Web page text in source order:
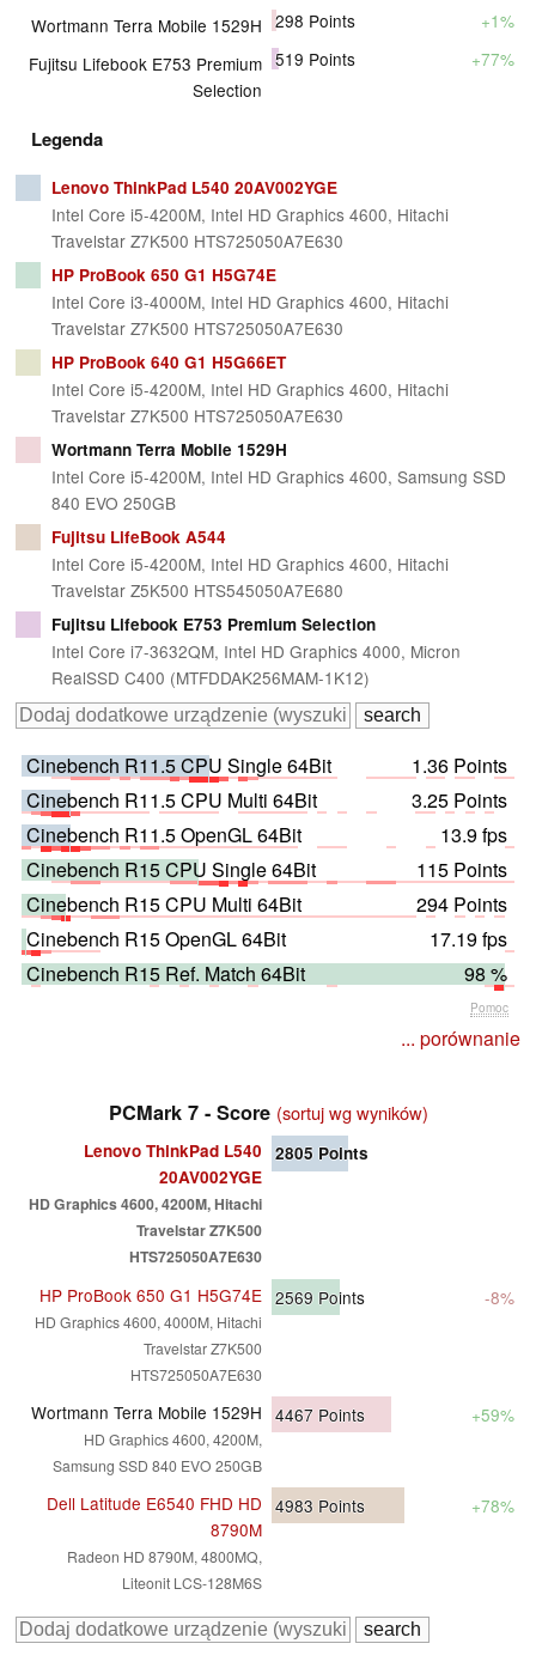
Wortmann Terra Mobile 1529H 298 Points
+1%
Fujitsu Lifebook E753 Premium
Selection
519 Points +77%
Legenda
Lenovo ThinkPad L540 20AV002YGE
Intel Core i5-4200M, Intel HD Graphics 4600, Hitachi
Travelstar Z7K500 HTS725050A7E630
HP ProBook 650 G1 H5G74E
Intel Core i3-4000M, Intel HD Graphics 4600, Hitachi
Travelstar Z7K500 HTS725050A7E630
HP ProBook 640 G1 H5G66ET
Intel Core i5-4200M, Intel HD Graphics 4600, Hitachi
Travelstar Z7K500 HTS725050A7E630
Wortmann Terra Mobile 1529H
Intel Core i5-4200M, Intel HD Graphics 4600, Samsung SSD
840 EVO 250GB
Fujitsu LifeBook A544
Intel Core i5-4200M, Intel HD Graphics 4600, Hitachi
Travelstar Z5K500 HTS545050A7E680
Fujitsu Lifebook E753 Premium Selection
Intel Core i7-3632QM, Intel HD Graphics 4000, Micron
RealSSD C400 (MTFDDAK256MAM-1K12)
Cinebench R11.5 CPU Single 64Bit
1.36 Points
Cinebench R11.5 CPU Multi 64Bit
3.25 Points
Cinebench R11.5 OpenGL 64Bit
13.9 fps
Cinebench R15 CPU Single 64Bit
115 Points
Cinebench R15 CPU Multi 64Bit
294 Points
Cinebench R15 OpenGL 64Bit
17.19 fps
Cinebench R15 Ref. Match 64Bit
98 %
Pomoc
... porównanie
PCMark 7 - Score (sortuj wg wyników)
Lenovo ThinkPad L540
20AV002YGE
HD Graphics 4600, 4200M, Hitachi
Travelstar Z7K500
HTS725050A7E630
2805 Points
HP ProBook 650 G1 H5G74E
HD Graphics 4600, 4000M, Hitachi
Travelstar Z7K500
HTS725050A7E630
2569 Points -8%
Wortmann Terra Mobile 1529H
HD Graphics 4600, 4200M,
Samsung SSD 840 EVO 250GB
4467 Points +59%
Dell Latitude E6540 FHD HD
8790M
Radeon HD 8790M, 4800MQ,
Liteonit LCS-128M6S
4983 Points +78%